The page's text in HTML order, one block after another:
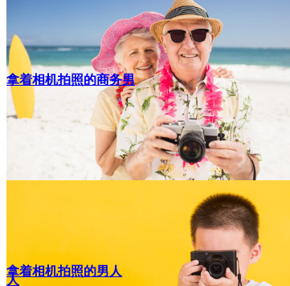
上，有复制
拿着相机拍照的商务男
人
拿着相机拍照的男人